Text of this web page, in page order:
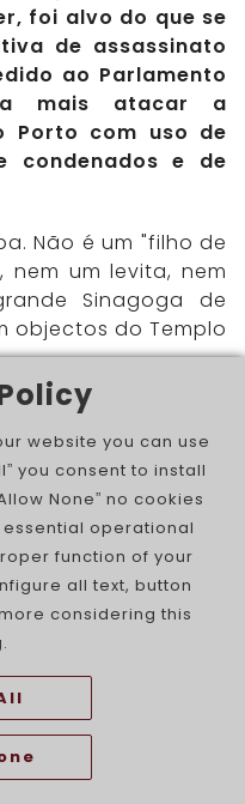
foi alvo do que se
de assassinato
ao Parlamento
mais atacar a
Porto com uso de
condenados e de
Não é um "filho de
nem um levita, nem
Sinagoga de
objectos do Templo
crimes tão
de cariz
que odeiam Israel?
que
política de meia
"colaborarem"
e destruindo tudo
a tese que
de tudo isto?
portuguesas
religiosamente
website you can use
you consent to install
None” no cookies
operational
function of your
all text, button
considering this